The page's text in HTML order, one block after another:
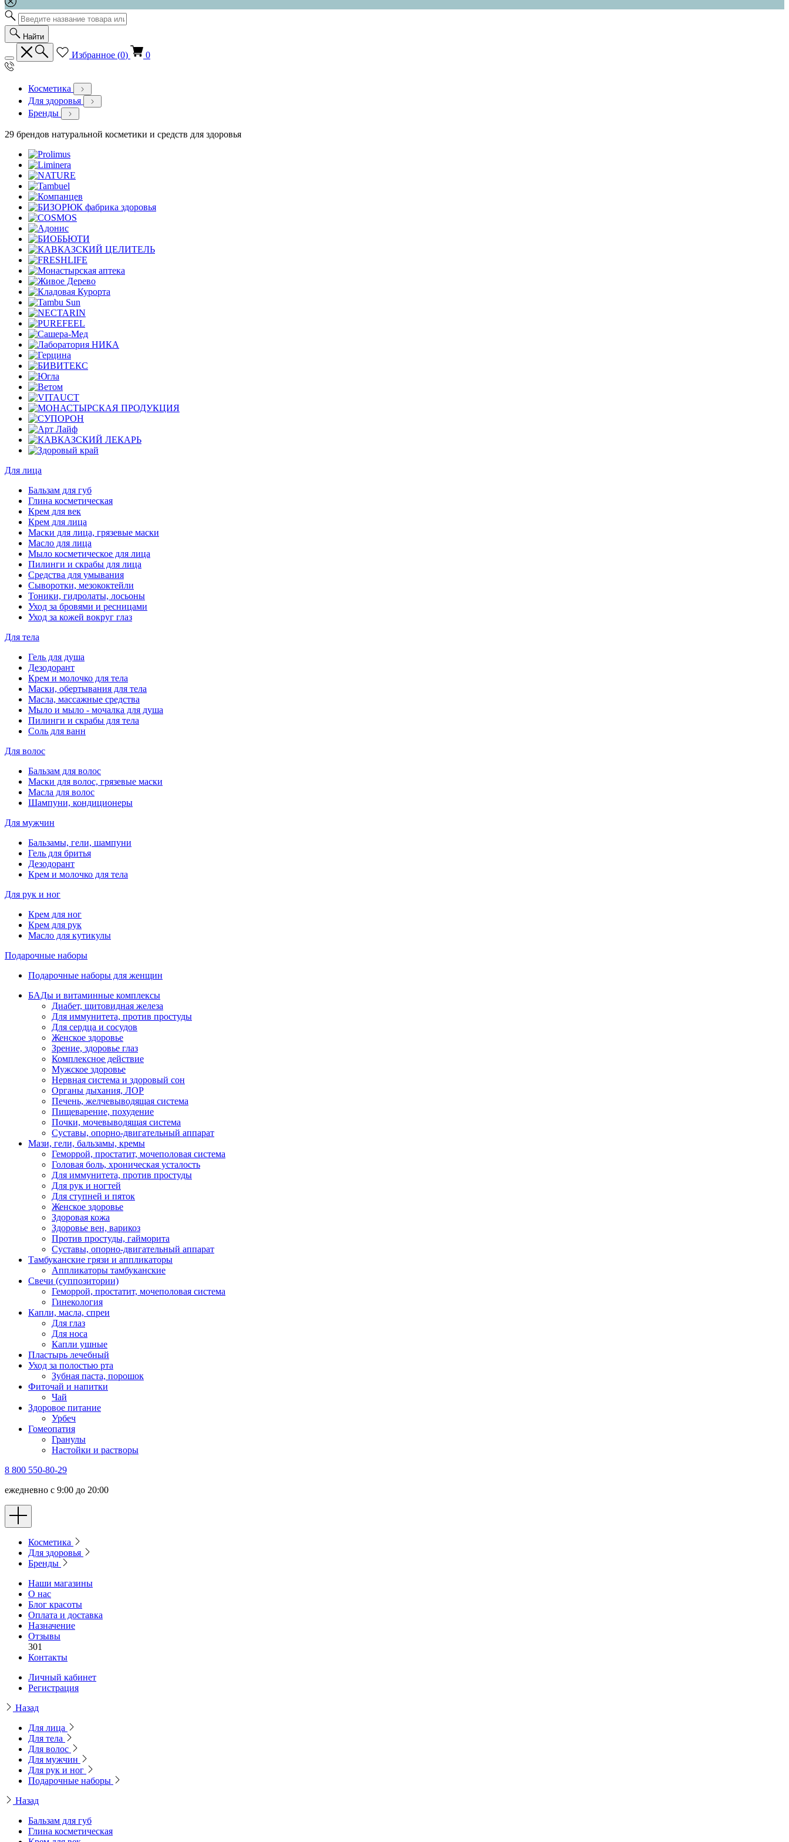
Найти
Избранное (0) 0
Косметика
Для здоровья
Бренды
29 брендов натуральной косметики и средств для здоровья
Для лица
Бальзам для губ
Глина косметическая
Крем для век
Крем для лица
Маски для лица, грязевые маски
Масло для лица
Мыло косметическое для лица
Пилинги и скрабы для лица
Средства для умывания
Сыворотки, мезококтейли
Тоники, гидролаты, лосьоны
Уход за бровями и ресницами
Уход за кожей вокруг глаз
Для тела
Гель для душа
Дезодорант
Крем и молочко для тела
Маски, обертывания для тела
Масла, массажные средства
Мыло и мыло - мочалка для душа
Пилинги и скрабы для тела
Соль для ванн
Для волос
Бальзам для волос
Маски для волос, грязевые маски
Масла для волос
Шампуни, кондиционеры
Для мужчин
Бальзамы, гели, шампуни
Гель для бритья
Дезодорант
Крем и молочко для тела
Для рук и ног
Крем для ног
Крем для рук
Масло для кутикулы
Подарочные наборы
Подарочные наборы для женщин
БАДы и витаминные комплексы
Диабет, щитовидная железа
Для иммунитета, против простуды
Для сердца и сосудов
Женское здоровье
Зрение, здоровье глаз
Комплексное действие
Мужское здоровье
Нервная система и здоровый сон
Органы дыхания, ЛОР
Печень, желчевыводящая система
Пищеварение, похудение
Почки, мочевыводящая система
Суставы, опорно-двигательный аппарат
Мази, гели, бальзамы, кремы
Геморрой, простатит, мочеполовая система
Головая боль, хроническая усталость
Для иммунитета, против простуды
Для рук и ногтей
Для ступней и пяток
Женское здоровье
Здоровая кожа
Здоровье вен, варикоз
Против простуды, гайморита
Суставы, опорно-двигательный аппарат
Тамбуканские грязи и аппликаторы
Аппликаторы тамбуканские
Свечи (суппозитории)
Геморрой, простатит, мочеполовая система
Гинекология
Капли, масла, спреи
Для глаз
Для носа
Капли ушные
Пластырь лечебный
Уход за полостью рта
Зубная паста, порошок
Фиточай и напитки
Чай
Здоровое питание
Урбеч
Гомеопатия
Гранулы
Настойки и растворы
8 800 550-80-29
ежедневно с 9:00 до 20:00
Косметика
Для здоровья
Бренды
Наши магазины
О нас
Блог красоты
Оплата и доставка
Назначение
Отзывы
301
Контакты
Личный кабинет
Регистрация
Назад
Для лица
Для тела
Для волос
Для мужчин
Для рук и ног
Подарочные наборы
Назад
Бальзам для губ
Глина косметическая